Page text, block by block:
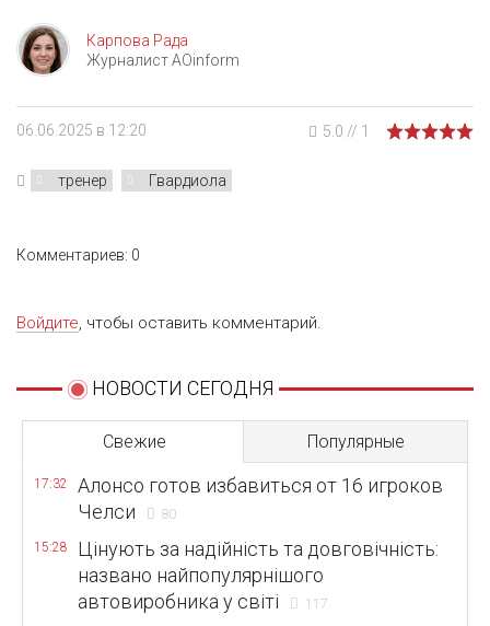
Карпова Рада
Журналист AOinform
06.06.2025 в 12:20 5.0 // 1
тренер Гвардиола
Комментариев: 0
Войдите, чтобы оставить комментарий.
НОВОСТИ СЕГОДНЯ
Свежие Популярные
17:32
Алонсо готов избавиться от 16 игроков
Челси
80
15:28
Цінують за надійність та довговічність:
названо найпопулярнішого
автовиробника у світі
117